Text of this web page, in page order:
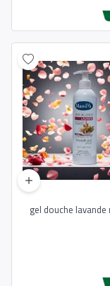
gel douche